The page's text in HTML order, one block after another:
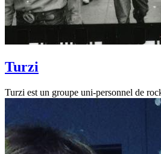
Turzi
Turzi est un groupe uni-personnel de